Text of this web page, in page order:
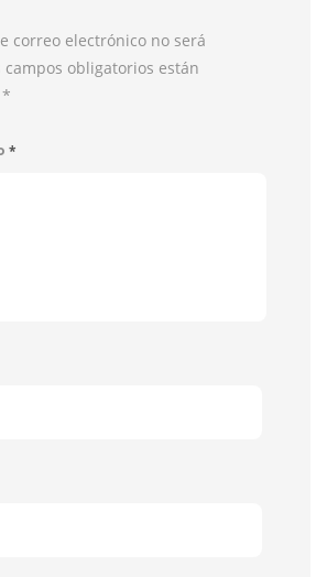
correo electrónico no será
campos obligatorios están
*
*